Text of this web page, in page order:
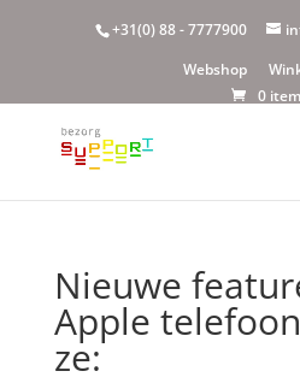
+31(0) 88 - 7777900
Webshop
0
Nieuwe
Apple
ze: